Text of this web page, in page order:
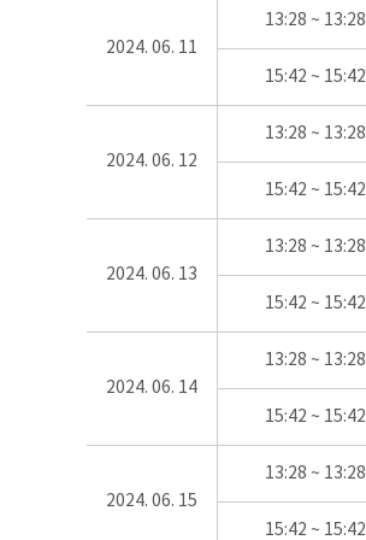
2024. 06. 11
13:28 ~ 13:28
15:42 ~ 15:42
2024. 06. 12
13:28 ~ 13:28
15:42 ~ 15:42
2024. 06. 13
13:28 ~ 13:28
15:42 ~ 15:42
2024. 06. 14
13:28 ~ 13:28
15:42 ~ 15:42
2024. 06. 15
13:28 ~ 13:28
15:42 ~ 15:42